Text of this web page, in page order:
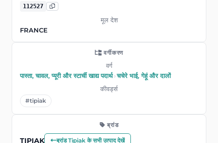
112527
मूल देश
FRANCE
वर्गीकरण
वर्ग
पास्ता, चावल, प्यूरी और स्टार्ची खाद्य पदार्थ›चचेरे भाई, गेहूं और दालों
कीवर्ड्स
#tipiak
ब्रांड
TIPIAK ब्रांड Tipiak के सभी उत्पाद देखें